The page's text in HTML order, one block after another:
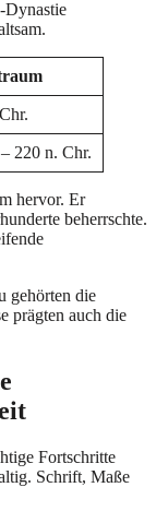
Dynastie
220 n. Chr.
hervor. Er
beherrschte.
gehörten die
prägten auch die
Fortschritte
Schrift, Maße